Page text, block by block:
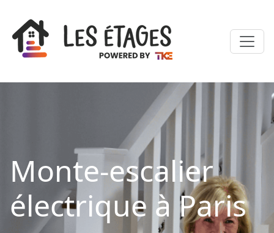
Monte-escalier
électrique à Paris